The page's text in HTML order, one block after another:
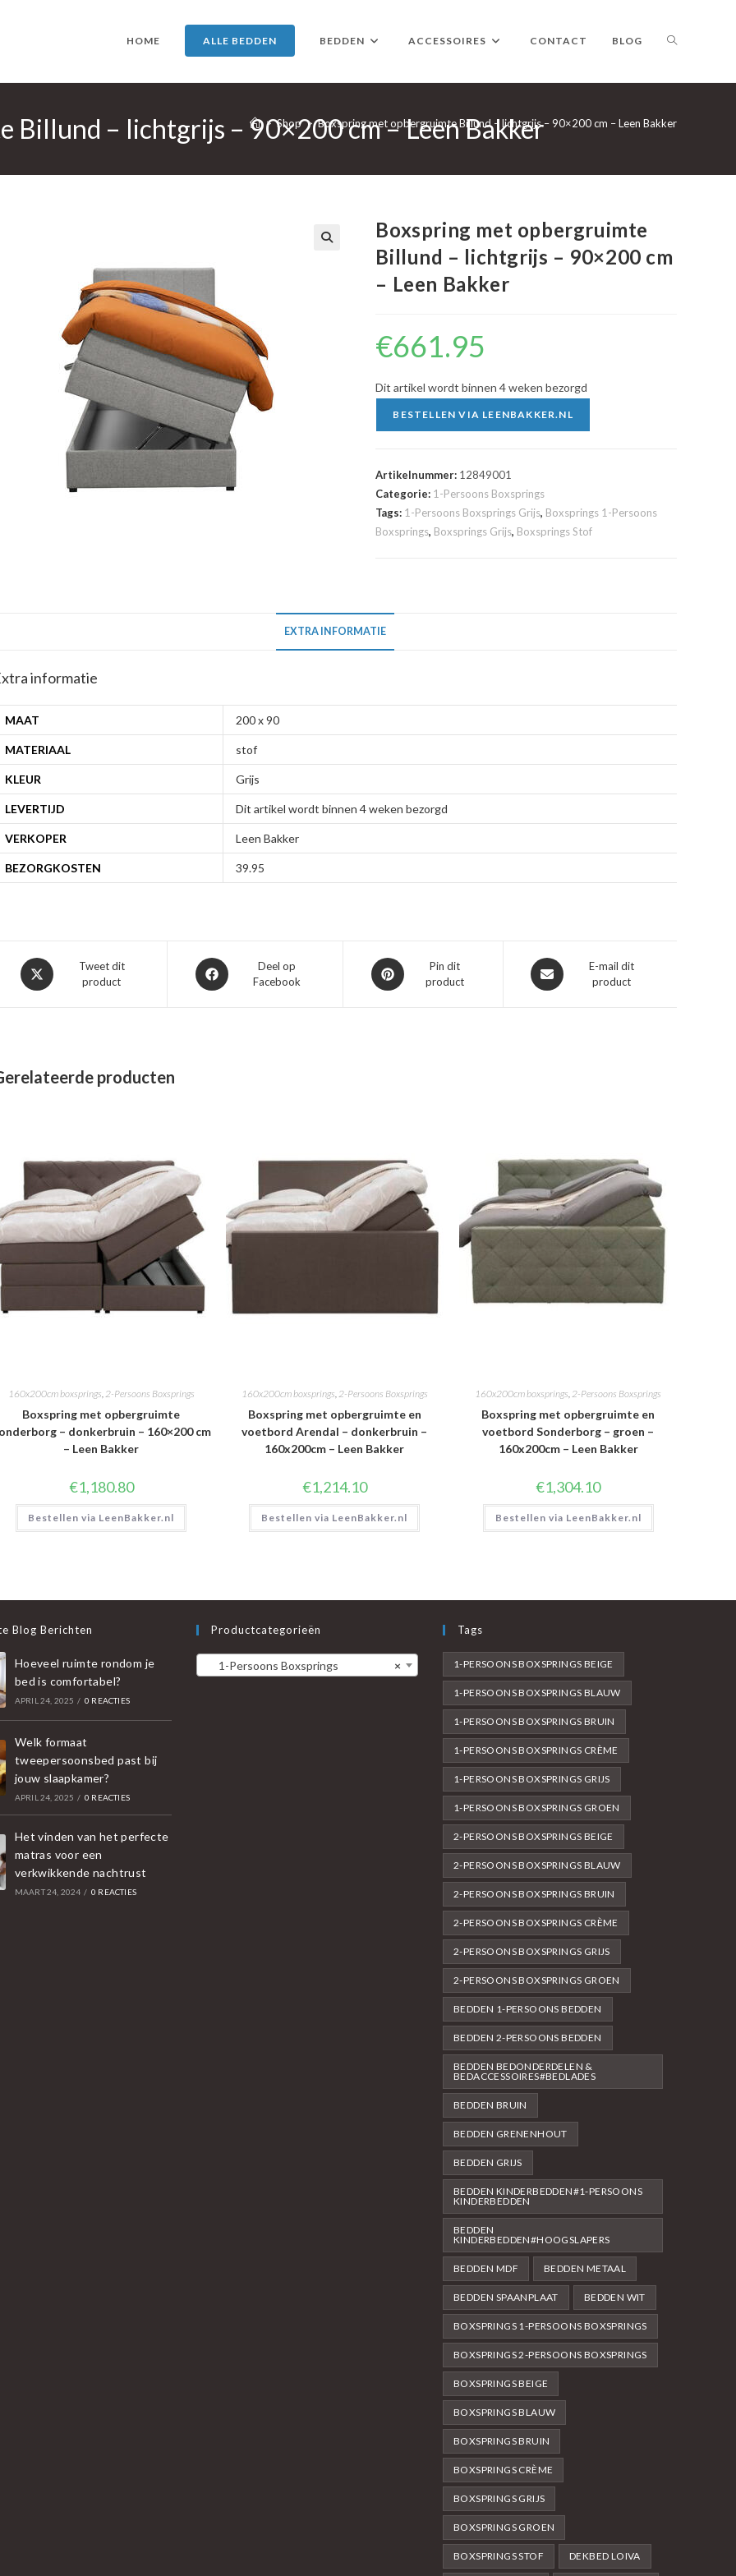
HOME ALLE BEDDEN BEDDEN ACCESSOIRES CONTACT BLOG TOGGLE
WEBSITE
Billund – lichtgrijs – 90×200 cm – Leen Bakker
> Shop > Boxspring met opbergruimte Billund – lichtgrijs – 90×200 cm – Leen Bakker
Boxspring met opbergruimte
Billund – lichtgrijs – 90×200 cm
– Leen Bakker
€661.95
Dit artikel wordt binnen 4 weken bezorgd
BESTELLEN VIA LEENBAKKER.NL
Artikelnummer: 12849001
Categorie: 1-Persoons Boxsprings
Tags: 1-Persoons Boxsprings Grijs, Boxsprings 1-Persoons
Boxsprings, Boxsprings Grijs, Boxsprings Stof
EXTRA INFORMATIE
informatie
MAAT 200 x 90
MATERIAAL stof
KLEUR Grijs
LEVERTIJD Dit artikel wordt binnen 4 weken bezorgd
VERKOPER Leen Bakker
BEZORGKOSTEN 39.95
Opent
in
Tweet dit
product
Opent
in
Deel op
Facebook
Opent
in
Pin dit
product
Opent
in
E-mail dit
product
producten
160x200cm boxsprings,2-Persoons Boxsprings
Boxspring met opbergruimte
– donkerbruin – 160×200 cm
– Leen Bakker
€1,180.80
Bestellen via LeenBakker.nl
160x200cm boxsprings,2-Persoons Boxsprings
Boxspring met opbergruimte en
voetbord Arendal – donkerbruin –
160x200cm – Leen Bakker
€1,214.10
Bestellen via LeenBakker.nl
160x200cm boxsprings,2-Persoons Boxsprings
Boxspring met opbergruimte en
voetbord Sonderborg – groen –
160x200cm – Leen Bakker
€1,304.10
Bestellen via LeenBakker.nl
Blog Berichten
Hoeveel ruimte rondom je
bed is comfortabel?
APRIL 24, 2025 / 0 REACTIES
Welk formaat
tweepersoonsbed past bij
jouw slaapkamer?
APRIL 24, 2025 / 0 REACTIES
Het vinden van het perfecte
matras voor een
verkwikkende nachtrust
MAART 24, 2024 / 0 REACTIES
Productcategorieën
×
1-Persoons Boxsprings
Tags
1-PERSOONS BOXSPRINGS BEIGE
1-PERSOONS BOXSPRINGS BLAUW
1-PERSOONS BOXSPRINGS BRUIN
1-PERSOONS BOXSPRINGS CRÈME
1-PERSOONS BOXSPRINGS GRIJS
1-PERSOONS BOXSPRINGS GROEN
2-PERSOONS BOXSPRINGS BEIGE
2-PERSOONS BOXSPRINGS BLAUW
2-PERSOONS BOXSPRINGS BRUIN
2-PERSOONS BOXSPRINGS CRÈME
2-PERSOONS BOXSPRINGS GRIJS
2-PERSOONS BOXSPRINGS GROEN
BEDDEN 1-PERSOONS BEDDEN
BEDDEN 2-PERSOONS BEDDEN
BEDDEN BEDONDERDELEN &
BEDACCESSOIRES#BEDLADES
BEDDEN BRUIN
BEDDEN GRENENHOUT
BEDDEN GRIJS
BEDDEN KINDERBEDDEN#1-PERSOONS
KINDERBEDDEN
BEDDEN
KINDERBEDDEN#HOOGSLAPERS
BEDDEN MDF BEDDEN METAAL
BEDDEN SPAANPLAAT BEDDEN WIT
BOXSPRINGS 1-PERSOONS BOXSPRINGS
BOXSPRINGS 2-PERSOONS BOXSPRINGS
BOXSPRINGS BEIGE
BOXSPRINGS BLAUW
BOXSPRINGS BRUIN
BOXSPRINGS CRÈME
BOXSPRINGS GRIJS
BOXSPRINGS GROEN
BOXSPRINGS STOF DEKBED LOIVA